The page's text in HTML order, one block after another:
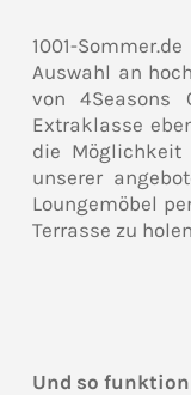
1001-
Auswahl an
von 4Seasons
Extraklasse
die Möglichkeit
unserer
Loungemöbel
Terrasse zu
Und so